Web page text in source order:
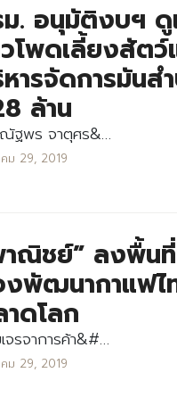
. อนุมัติงบฯ
โพดเลี้ยงสัตว์
ารจัดการมันส
ล้าน
ฐพร จาตุศร&…
ม 29, 2019
ณิชย์” ลงพื้น
พัฒนากาแฟไ
ดโลก
จรจาการค้า&#…
ม 29, 2019